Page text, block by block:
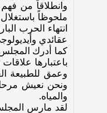
وانطلاقاً من
ملحوظاً
انتهاء الحرب
عقائدي
كما أدرك
باعتبارها
وعمق للطبيعة
ونحن نعيش
والمياه.
لقد مارس